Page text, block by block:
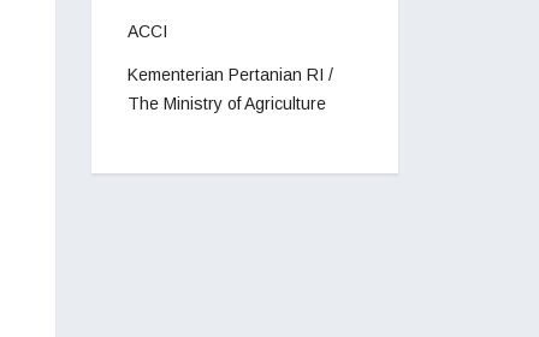
ACCI
Kementerian Pertanian RI /
The Ministry of Agriculture